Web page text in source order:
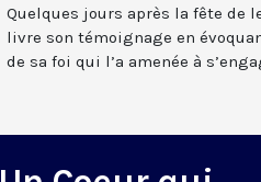
Quelques jours après la fête de
livre son témoignage en
de sa foi qui l’a amenée à